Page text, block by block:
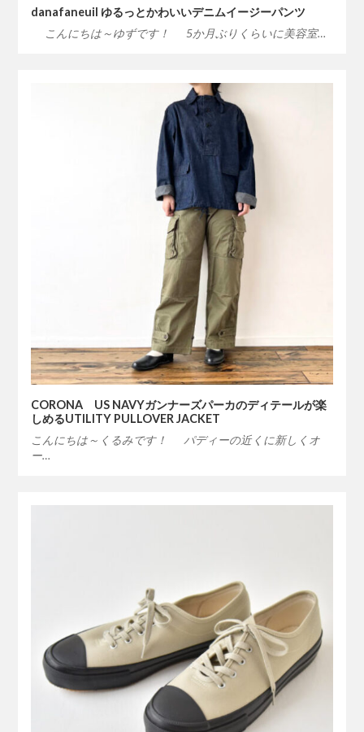
danafaneuil ゆるっとかわいいデニムイージーパンツ
こんにちは～ゆずです！ 5か月ぶりくらいに美容室…
CORONA US NAVYガンナーズパーカのディテールが楽
しめるUTILITY PULLOVER JACKET
こんにちは～くるみです！ パディーの近くに新しくオ
ー…